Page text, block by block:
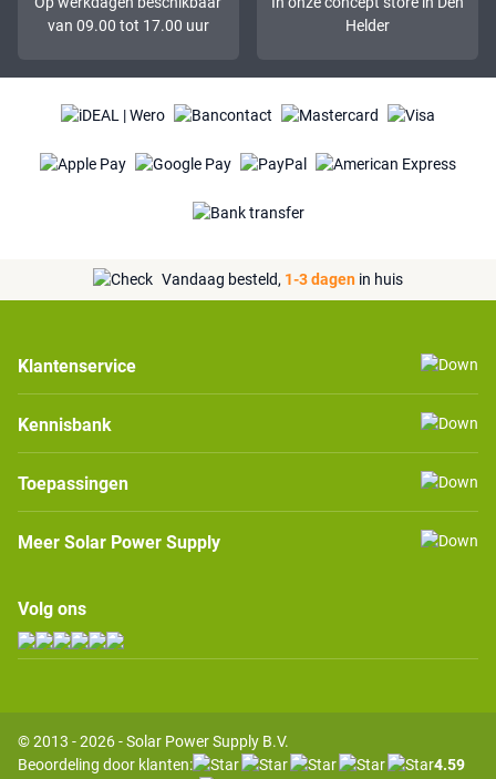
van 09.00 tot 17.00 uur
Helder
Vandaag besteld, 1-3 dagen in huis
Klantenservice
Kennisbank
Toepassingen
Meer Solar Power Supply
Volg ons
© 2013 - 2026 - Solar Power Supply B.V.
Beoordeling door klanten:
4.59